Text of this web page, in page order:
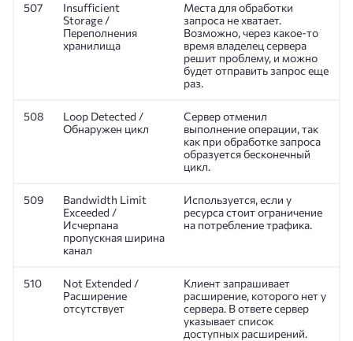
507
Insufficient
Storage /
Переполнения
хранилища
Места для обработки
запроса не хватает.
Возможно, через какое-то
время владелец сервера
решит проблему, и можно
будет отправить запрос еще
раз.
508
Loop Detected /
Обнаружен цикл
Сервер отменил
выполнение операции, так
как при обработке запроса
образуется бесконечный
цикл.
509
Bandwidth Limit
Exceeded /
Исчерпана
пропускная ширина
канал
Используется, если у
ресурса стоит ограничение
на потребление трафика.
510
Not Extended /
Расширение
отсутствует
Клиент запрашивает
расширение, которого нет у
сервера. В ответе сервер
указывает список
доступных расширений.